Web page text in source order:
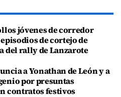
jóvenes de corredor
de cortejo de
del rally de Lanzarote
a Yonathan de León y a
por presuntas
contratos festivos